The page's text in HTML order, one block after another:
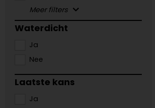
Waterdicht
Ja
Nee
Laatste kans
Ja